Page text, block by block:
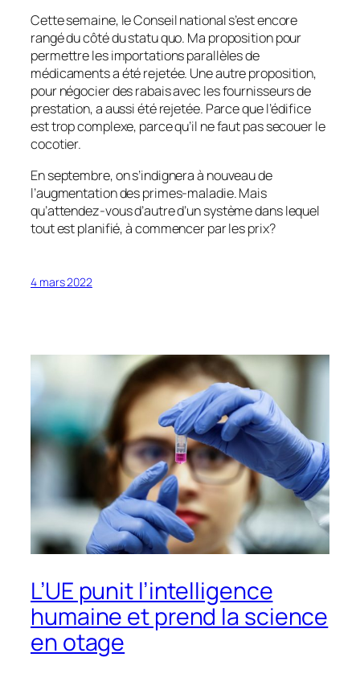
Cette semaine, le Conseil national s’est encore
rangé du côté du statu quo. Ma proposition pour
permettre les importations parallèles de
médicaments a été rejetée. Une autre proposition,
pour négocier des rabais avec les fournisseurs de
prestation, a aussi été rejetée. Parce que l’édifice
est trop complexe, parce qu’il ne faut pas secouer le
cocotier.
En septembre, on s’indignera à nouveau de
l’augmentation des primes-maladie. Mais
qu’attendez-vous d’autre d’un système dans lequel
tout est planifié, à commencer par les prix?
4 mars 2022
L’UE punit l’intelligence
humaine et prend la science
en otage